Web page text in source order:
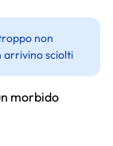
non
arrivino sciolti
morbido